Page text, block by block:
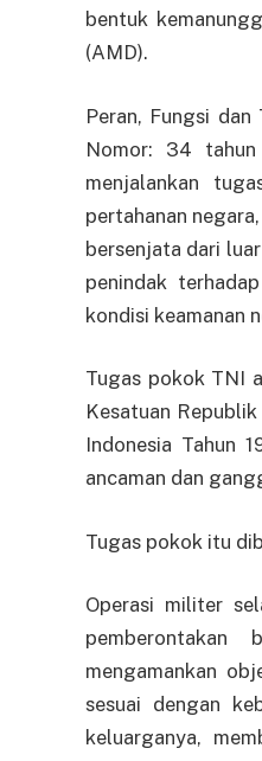
bentuk
(AMD).
Peran, Fungsi
Nomor: 34
menjalankan
pertahanan
bersenjata dari
penindak
kondisi keamanan
Tugas pokok TNI
Kesatuan
Indonesia Tahun
ancaman dan
Tugas pokok itu
Operasi militer
pemberontakan
mengamankan
sesuai dengan
keluarganya,